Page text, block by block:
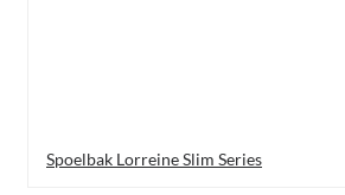
Spoelbak Lorreine Slim Series